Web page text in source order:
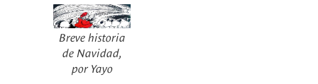
Breve historia
de Navidad,
por Yayo